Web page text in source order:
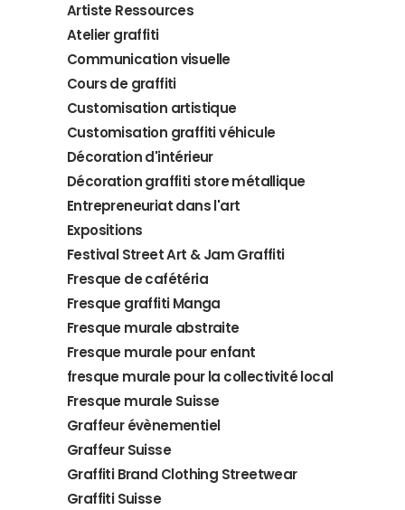
Artiste Ressources
Atelier graffiti
Communication visuelle
Cours de graffiti
Customisation artistique
Customisation graffiti véhicule
Décoration d'intérieur
Décoration graffiti store métallique
Entrepreneuriat dans l'art
Expositions
Festival Street Art & Jam Graffiti
Fresque de cafétéria
Fresque graffiti Manga
Fresque murale abstraite
Fresque murale pour enfant
fresque murale pour la collectivité local
Fresque murale Suisse
Graffeur évènementiel
Graffeur Suisse
Graffiti Brand Clothing Streetwear
Graffiti Suisse